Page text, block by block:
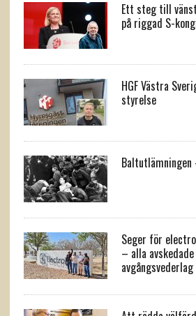
Ett steg till
på riggad S-
HGF Västra
styrelse
Seger för
– alla
avgångsvederlag